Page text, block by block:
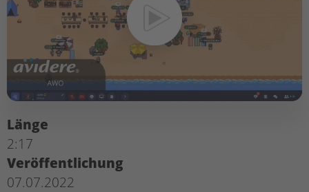
Länge
2:17
Veröffentlichung
07.07.2022